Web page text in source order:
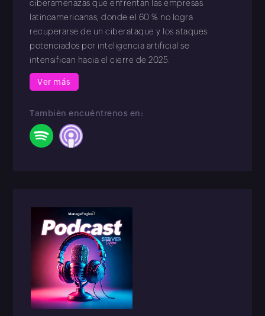
ciberamenazas que enfrentan las empresas
latinoamericanas, donde el 60 % no logra
recuperarse de un ciberataque y los ataques
potenciados por inteligencia artificial se
intensifican hacia el cierre de 2025.
Ver más
También encuéntrenos en: